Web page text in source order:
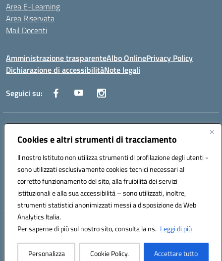
Cookies e altri strumenti di tracciamento
Il nostro Istituto non utilizza strumenti di profilazione degli utenti -
sono utilizzati esclusivamente cookies tecnici necessari al
corretto funzionamento del sito, alla fruibilità dei servizi
istituzionali e alla sua accessibilità – sono utilizzati, inoltre,
strumenti statistici anonimizzati messi a disposizione da Web
Analytics Italia.
Per saperne di più sul nostro sito, consulta la ns. Leggi di più
Personalizza Cookie Policy. Accettare tutto
Area E-Learning
Area Riservata
Mail Docenti
Amministrazione trasparenteAlbo OnlinePrivacy Policy
Dichiarazione di accessibilitàNote legali
Seguici su:
Indirizzo:
Centralino:0885 417864 Email:fgpc180008@istruzione.it
Codice fiscale: 90043150714
Codice meccanografico:
FGPC180008
Codice Indice delle Pubbliche Amministrazioni (IPA): lzcc
Hosting & Powered by 3D Solution S.r.l.
Concept & Design by Designers Italia